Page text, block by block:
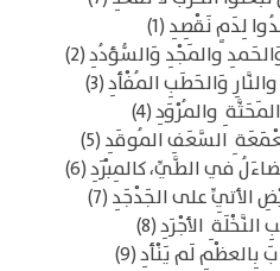
لِدَمٍ نَقْصِدِ (1)
والمَجْدِ وَالسُّؤدُدِ (2)
وَالحَطَبِ المُفْأدِ (3)
والمُرْوَدِ (4)
السَّعَفِ المُوقَدِ (5)
في الطَّيِّ، كالمِبْرَدِ (6)
الأتِيِّ على الجَدْجَدِ (7)
الأجْرَدِ (8)
لَم يَنْأدِ (9)